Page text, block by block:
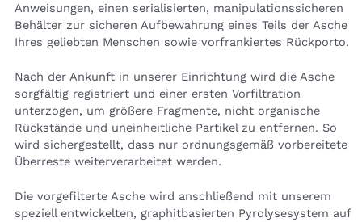
Anweisungen, einen serialisierten, manipulationssicheren
Behälter zur sicheren Aufbewahrung eines Teils der Asche
Ihres geliebten Menschen sowie vorfrankiertes Rückporto.
Nach der Ankunft in unserer Einrichtung wird die Asche
sorgfältig registriert und einer ersten Vorfiltration
unterzogen, um größere Fragmente, nicht organische
Rückstände und uneinheitliche Partikel zu entfernen. So
wird sichergestellt, dass nur ordnungsgemäß vorbereitete
Überreste weiterverarbeitet werden.
Die vorgefilterte Asche wird anschließend mit unserem
speziell entwickelten, graphitbasierten Pyrolysesystem auf